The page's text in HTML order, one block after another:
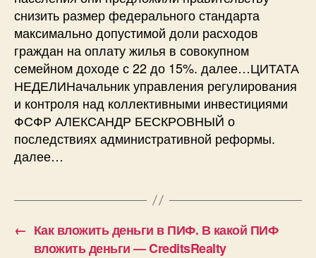
снизить размер федерального стандарта
максимально допустимой доли расходов
граждан на оплату жилья в совокупном
семейном доходе с 22 до 15%. далее…ЦИТАТА
НЕДЕЛИНачальник управления регулирования
и контроля над коллективными инвестициями
ФСФР АЛЕКСАНДР БЕСКРОВНЫЙ о
последствиях административной реформы.
далее…
← Как вложить деньги в ПИФ. В какой ПИФ
вложить деньги — CreditsRealty